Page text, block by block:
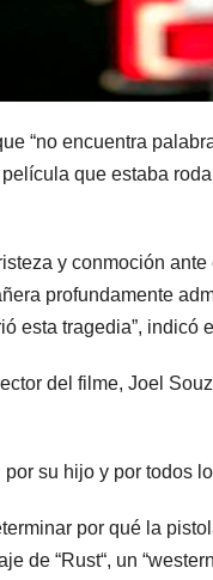
“no encuentra
que estaba
y conmoción
profundamente
esta tragedia”, indicó
del filme, Joel
su hijo y por todos
por qué la
de “Rust“, un